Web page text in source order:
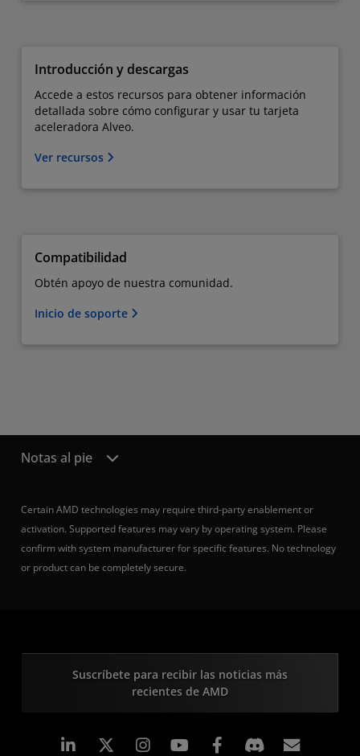
Introducción y descargas
Accede a estos recursos para obtener información
detallada sobre cómo configurar y usar tu tarjeta
aceleradora Alveo.
Ver recursos
Compatibilidad
Obtén apoyo de nuestra comunidad.
Inicio de soporte
Notas al pie
Certain AMD technologies may require third-party enablement or
activation. Supported features may vary by operating system. Please
confirm with system manufacturer for specific features. No technology
or product can be completely secure.
Suscríbete para recibir las noticias más
recientes de AMD
LinkedIn Instagram Facebook